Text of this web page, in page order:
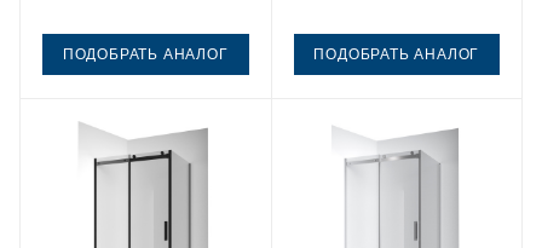
ПОДОБРАТЬ АНАЛОГ ПОДОБРАТЬ АНАЛОГ